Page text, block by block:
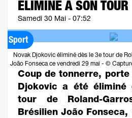
ÉLIMINÉ À SON TOUR
Samedi 30 Mai - 07:52
Sport
Novak Djokovic éliminé dès le 3e tour de
João Fonseca ce vendredi 29 mai - ©
Coup de tonnerre,
Djokovic a été éliminé
tour de Roland-
Brésilien João